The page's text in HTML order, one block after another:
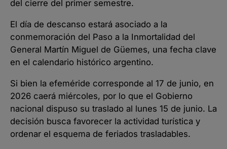
del cierre del primer semestre.
El día de descanso estará asociado a la
conmemoración del Paso a la Inmortalidad del
General Martín Miguel de Güemes, una fecha clave
en el calendario histórico argentino.
Si bien la efeméride corresponde al 17 de junio, en
2026 caerá miércoles, por lo que el Gobierno
nacional dispuso su traslado al lunes 15 de junio. La
decisión busca favorecer la actividad turística y
ordenar el esquema de feriados trasladables.